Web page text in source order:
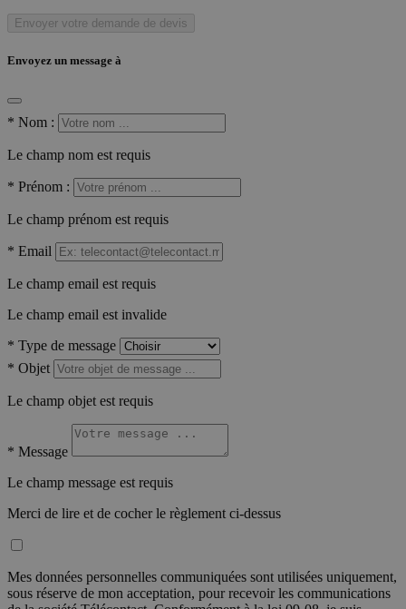
Envoyer votre demande de devis
Envoyez un message à
* Nom :
Le champ nom est requis
* Prénom :
Le champ prénom est requis
* Email
Le champ email est requis
Le champ email est invalide
* Type de message
* Objet
Le champ objet est requis
* Message
Le champ message est requis
Merci de lire et de cocher le règlement ci-dessus
Mes données personnelles communiquées sont utilisées uniquement,
sous réserve de mon acceptation, pour recevoir les communications